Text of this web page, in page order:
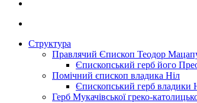
Структура
Правлячий Єпископ Теодор
Єпископський герб його
Помічний єпископ владика Ніл
Єпископський герб владики
Герб Мукачівської греко-